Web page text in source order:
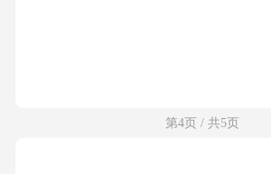
第4页 / 共5页